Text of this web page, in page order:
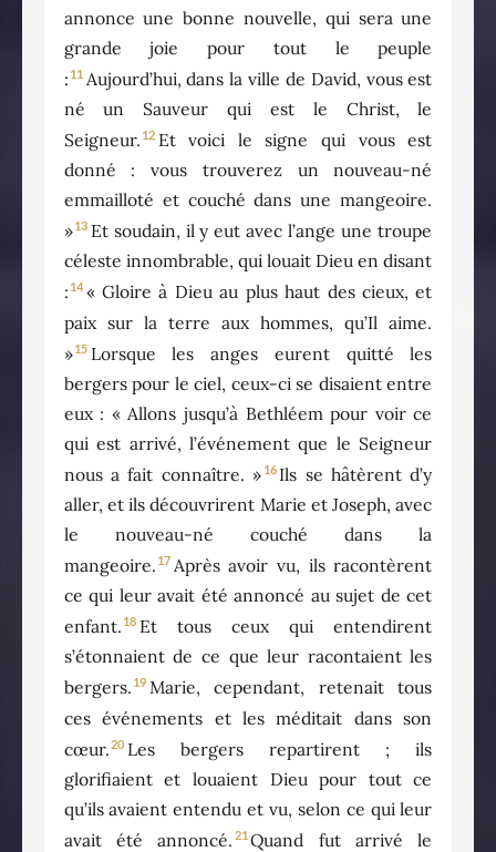
annonce une bonne nouvelle, qui sera une
grande joie pour tout le peuple
: 11 Aujourd’hui, dans la ville de David, vous est
né un Sauveur qui est le Christ, le
Seigneur. 12 Et voici le signe qui vous est
donné : vous trouverez un nouveau-né
emmailloté et couché dans une mangeoire.
»13 Et soudain, il y eut avec l’ange une troupe
céleste innombrable, qui louait Dieu en disant
: 14 « Gloire à Dieu au plus haut des cieux, et
paix sur la terre aux hommes, qu’Il aime.
»15 Lorsque les anges eurent quitté les
bergers pour le ciel, ceux-ci se disaient entre
eux : « Allons jusqu’à Bethléem pour voir ce
qui est arrivé, l’événement que le Seigneur
nous a fait connaître. » 16 Ils se hâtèrent d’y
aller, et ils découvrirent Marie et Joseph, avec
le nouveau-né couché dans la
mangeoire. 17 Après avoir vu, ils racontèrent
ce qui leur avait été annoncé au sujet de cet
enfant. 18 Et tous ceux qui entendirent
s’étonnaient de ce que leur racontaient les
bergers. 19 Marie, cependant, retenait tous
ces événements et les méditait dans son
cœur.20 Les bergers repartirent ; ils
glorifiaient et louaient Dieu pour tout ce
qu’ils avaient entendu et vu, selon ce qui leur
avait été annoncé. 21 Quand fut arrivé le